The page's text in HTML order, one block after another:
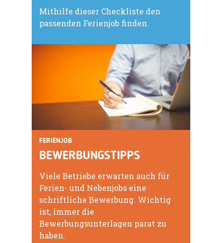
Mithilfe dieser Checkliste den
passenden Ferienjob finden.
FERIENJOB
BEWERBUNGSTIPPS
Viele Betriebe erwarten auch für
Ferien- und Nebenjobs eine
schriftliche Bewerbung. Wichtig
ist, immer die
Bewerbungsunterlagen parat zu
haben.